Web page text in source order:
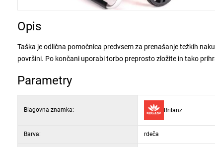
Opis
Taška je odlična pomočnica predvsem za prenašanje težkih
površini. Po končani uporabi torbo preprosto zložite in tako
Parametry
Blagovna znamka: Brilanz
Barva: rdeča